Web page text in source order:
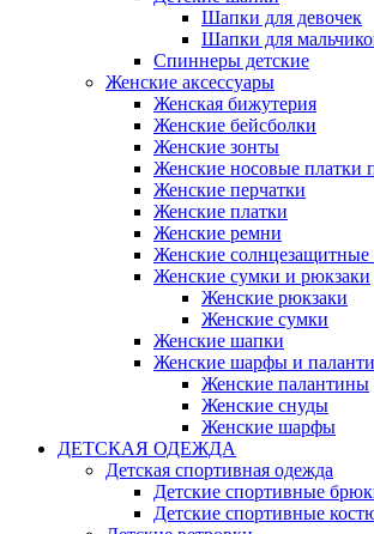
Шапки для девочек
Шапки для
Спиннеры детские
Женские аксессуары
Женская бижутерия
Женские бейсболки
Женские зонты
Женские носовые платки
Женские перчатки
Женские платки
Женские ремни
Женские солнцезащитные
Женские сумки и рюкзаки
Женские рюкзаки
Женские сумки
Женские шапки
Женские шарфы и
Женские палантины
Женские снуды
Женские шарфы
ДЕТСКАЯ ОДЕЖДА
Детская спортивная одежда
Детские спортивные
Детские спортивные